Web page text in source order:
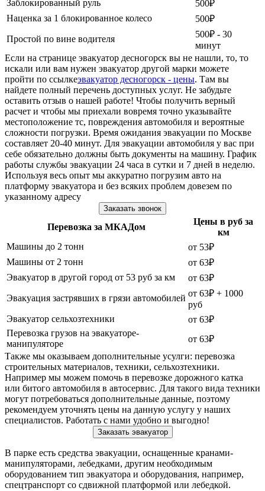
Заблокированный руль
500₽
Наценка за 1 блокированное колесо
500₽
Простой по вине водителя
500₽ - 30
минут
Если на странице эвакуатор десногорск вы не нашли, то, то
искали или вам нужен эвакуатор другой марки можете
пройти по ссылкеэвакуатор десногорск - цены. Там вы
найдете полный перечень доступных услуг. Не забудьте
оставить отзыв о нашей работе! Чтобы получить верный
расчет и чтобы мы приехали вовремя точно указывайте
местоположение тс, повреждения автомобиля и вероятные
сложности погрузки. Время ожидания эвакуации по Москве
составляет 20-40 минут. Для эвакуации автомобиля у вас при
себе обязательно должны быть документы на машину. График
работы службы эвакуации 24 часа в сутки и 7 дней в неделю.
Используя весь опыт мы аккуратно погрузим авто на
платформу эвакуатора и без всяких проблем довезем по
указанному адресу
Заказать звонок
Перевозка за МКАДом
Цены в руб за
км
Машины до 2 тонн
от 53₽
Машины от 2 тонн
от 63₽
Эвакуатор в другой город от 53 руб за км
от 63₽
Эвакуация застрявших в грязи автомобилей от 63₽ + 1000
руб
Эвакуатор сельхозтехники
от 63₽
Перевозка грузов на эвакуаторе-
манипуляторе
от 63₽
Также мы оказываем дополнительные усулги: перевозка
строительных материалов, техники, сельхозтехники.
Например мы можем помочь в перевозке дорожного катка
или битого автомобиля в автосервис. Для такого вида техники
могут потребоваться дополнительные данные, поэтому
рекомендуем уточнять цены на данную услугу у наших
специалистов. Работать с нами удобно и выгодно!
Заказать эвакуатор
В парке есть средства эвакуации, оснащенные кранами-
манипуляторами, лебедками, другим необходимым
оборудованием тип эвакуатора и оборудования, например,
спецтранспорт со сдвижной платформой или лебедкой.